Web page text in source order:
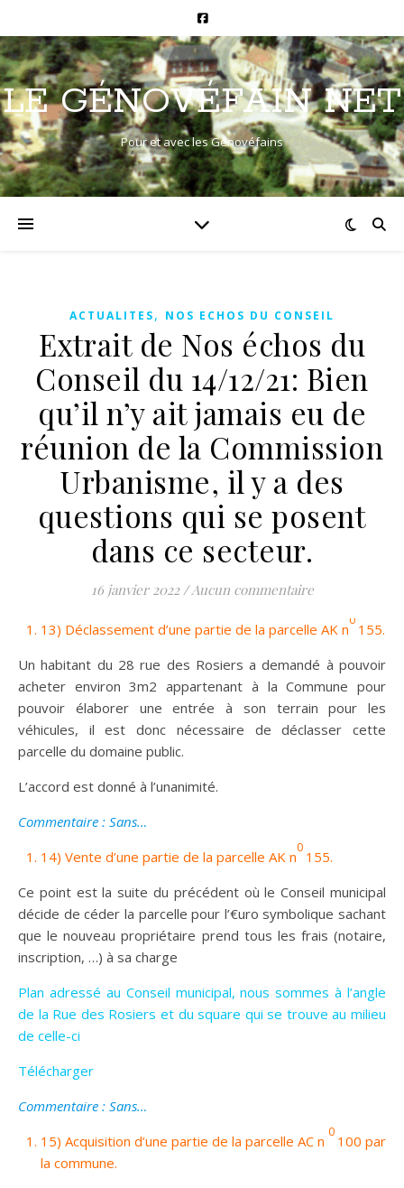
LE GÉNOVÉFAIN NET
Pour et avec les Génovéfains
ACTUALITES, NOS ECHOS DU CONSEIL
Extrait de Nos échos du
Conseil du 14/12/21: Bien
qu’il n’y ait jamais eu de
réunion de la Commission
Urbanisme, il y a des
questions qui se posent
dans ce secteur.
16 janvier 2022 /Aucun commentaire
13) Déclassement d’une partie de la parcelle AK n
0
155.
Un habitant du 28 rue des Rosiers a demandé à pouvoir
acheter environ 3m2 appartenant à la Commune pour
pouvoir élaborer une entrée à son terrain pour les
véhicules, il est donc nécessaire de déclasser cette
parcelle du domaine public.
L’accord est donné à l’unanimité.
Commentaire : Sans…
14) Vente d’une partie de la parcelle AK n
0
155.
Ce point est la suite du précédent où le Conseil municipal
décide de céder la parcelle pour l’€uro symbolique sachant
que le nouveau propriétaire prend tous les frais (notaire,
inscription, …) à sa charge
Plan adressé au Conseil municipal, nous sommes à l’angle
de la Rue des Rosiers et du square qui se trouve au milieu
de celle-ci
Télécharger
Commentaire : Sans…
15) Acquisition d’une partie de la parcelle AC n
0
100 par
la commune.